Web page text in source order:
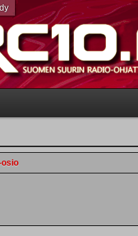
osio